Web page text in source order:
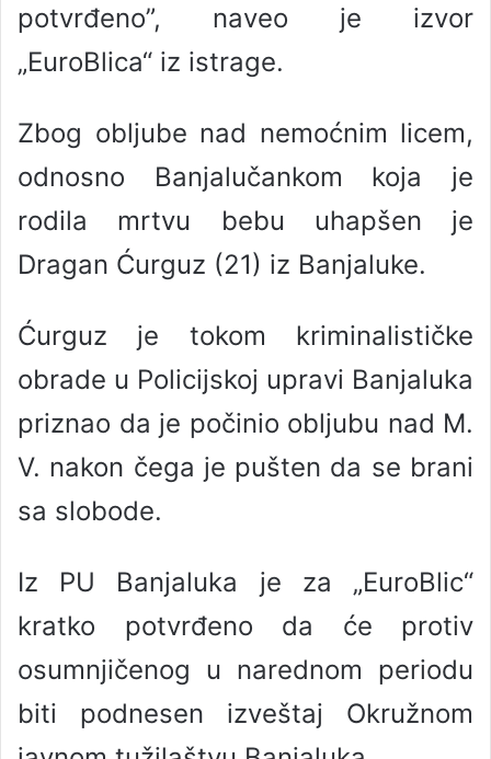
potvrđeno”, naveo je izvor
„EuroBlica“ iz istrage.
Zbog obljube nad nemoćnim licem,
odnosno Banjalučankom koja je
rodila mrtvu bebu uhapšen je
Dragan Ćurguz (21) iz Banjaluke.
Ćurguz je tokom kriminalističke
obrade u Policijskoj upravi Banjaluka
priznao da je počinio obljubu nad M.
V. nakon čega je pušten da se brani
sa slobode.
Iz PU Banjaluka je za „EuroBlic“
kratko potvrđeno da će protiv
osumnjičenog u narednom periodu
biti podnesen izveštaj Okružnom